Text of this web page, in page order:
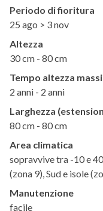
Periodo di fioritura
25 ago > 3 nov
Altezza
30 cm - 80 cm
Tempo altezza
2 anni - 2 anni
Larghezza
80 cm - 80 cm
Area climatica
sopravvive tra -10 e
(zona 9), Sud e isole
Manutenzione
facile